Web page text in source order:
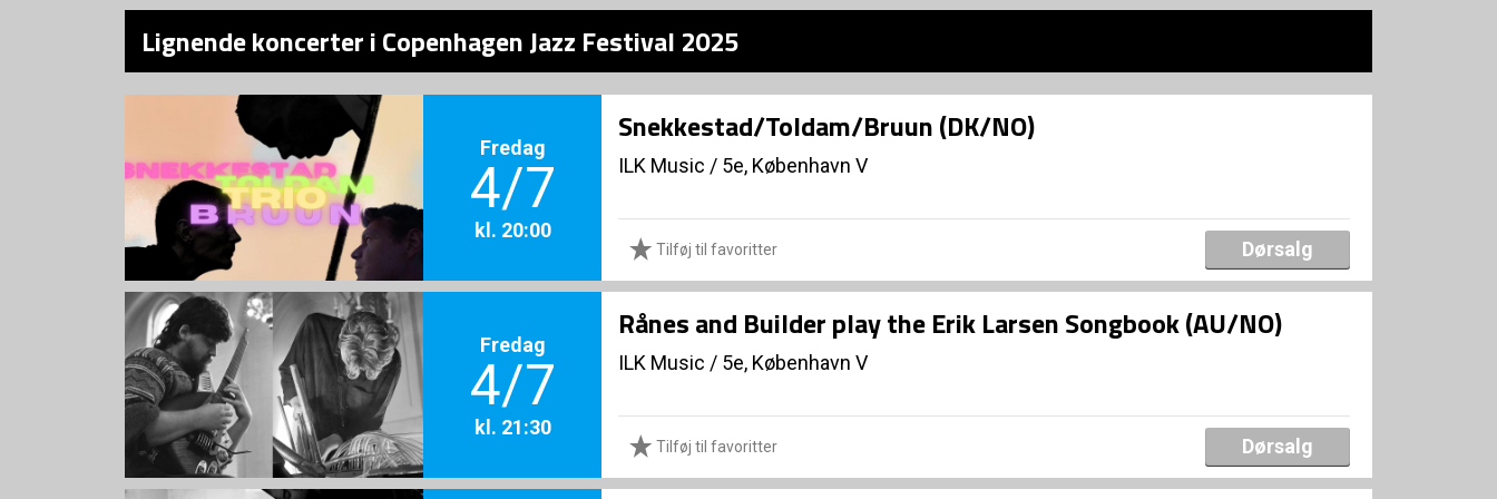
Lignende koncerter i Copenhagen Jazz Festival 2025
Fredag
4/7
kl. 20:00
Snekkestad/Toldam/Bruun (DK/NO)
ILK Music / 5e, København V
Tilføj til favoritter Dørsalg
Fredag
4/7
kl. 21:30
Rånes and Builder play the Erik Larsen Songbook (AU/NO)
ILK Music / 5e, København V
Tilføj til favoritter Dørsalg